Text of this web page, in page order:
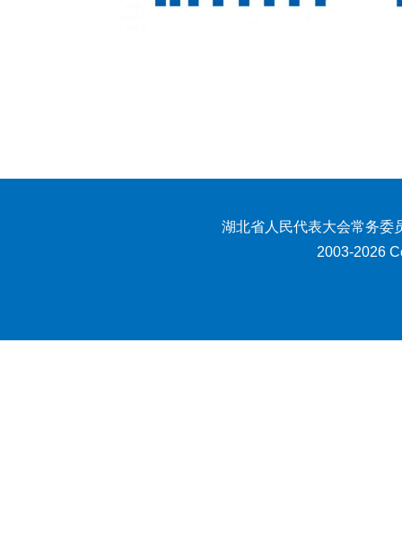
湖北省人民代表大会常务委
2003-2026